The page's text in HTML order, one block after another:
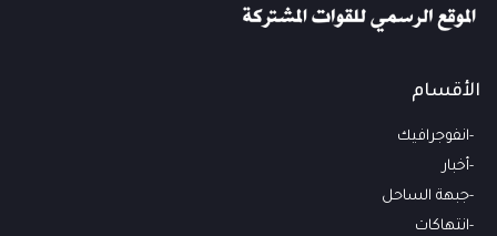
الأقسام
انفوجرافيك
أخبار
جبهة الساحل
انتهاكات